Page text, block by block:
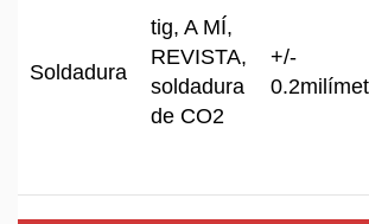
Soldadura
tig, A MÍ,
REVISTA,
soldadura
de CO2
+/-